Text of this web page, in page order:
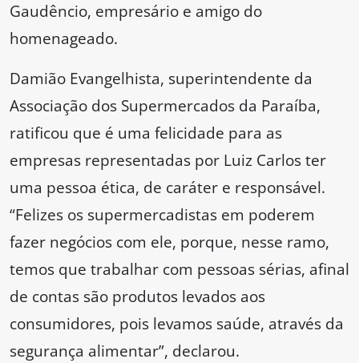
Gaudêncio, empresário e amigo do
homenageado.
Damião Evangelhista, superintendente da
Associação dos Supermercados da Paraíba,
ratificou que é uma felicidade para as
empresas representadas por Luiz Carlos ter
uma pessoa ética, de caráter e responsável.
“Felizes os supermercadistas em poderem
fazer negócios com ele, porque, nesse ramo,
temos que trabalhar com pessoas sérias, afinal
de contas são produtos levados aos
consumidores, pois levamos saúde, através da
segurança alimentar”, declarou.